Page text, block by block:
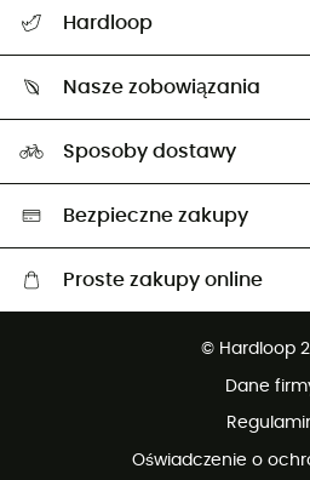
Śledzenie przesyłki
Zwrot artykułów i zwrot środków
Hardloop
Nasze zobowiązania
Neutralność węglowa
Wybrane produkty eko
Sposoby dostawy
Bezpieczne zakupy
Proste zakupy online
© Hardloop
Dane
Oświadczenie o